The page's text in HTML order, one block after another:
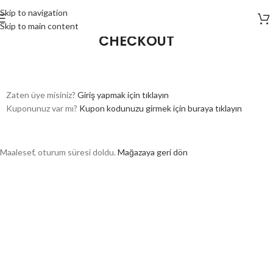
Skip to navigation
Skip to main content
CHECKOUT
Zaten üye misiniz? Giriş yapmak için tıklayın
Kuponunuz var mı? Kupon kodunuzu girmek için buraya tıklayın
Maalesef, oturum süresi doldu. Mağazaya geri dön